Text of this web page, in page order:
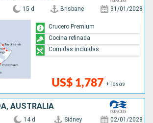
15 d Brisbane 31/01/2028
US$ 1,787 +Tasas
Crucero Premium
Cocina refinada
Comidas incluidas
AUSTRALIA
14 d Sidney 02/01/2028